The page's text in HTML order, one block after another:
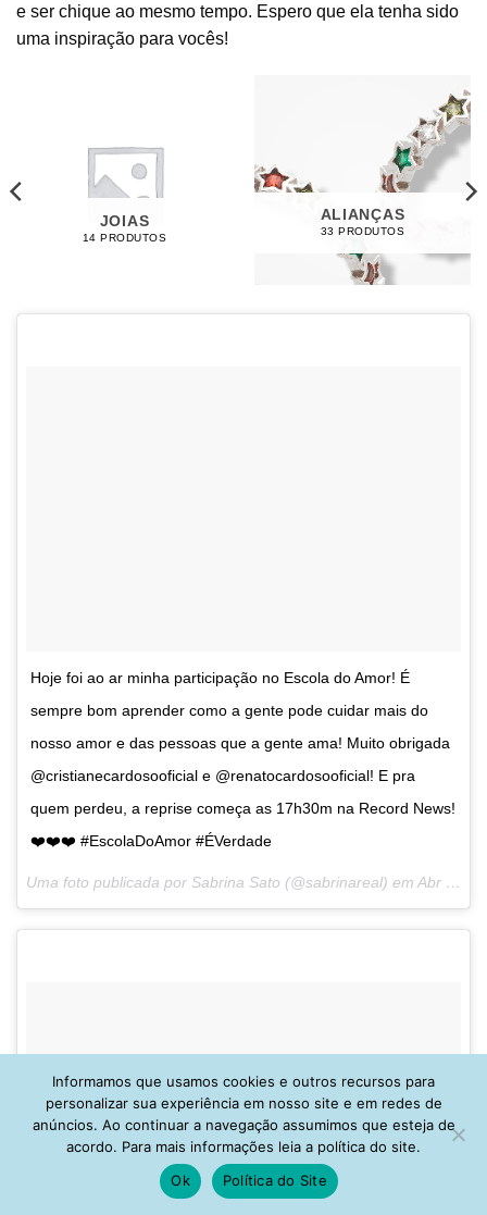
e ser chique ao mesmo tempo. Espero que ela tenha sido
uma inspiração para vocês!
JOIAS
14 PRODUTOS
ALIANÇAS
33 PRODUTOS
Hoje foi ao ar minha participação no Escola do Amor! É
sempre bom aprender como a gente pode cuidar mais do
nosso amor e das pessoas que a gente ama! Muito obrigada
@cristianecardosooficial e @renatocardosooficial! E pra
quem perdeu, a reprise começa as 17h30m na Record News!
❤️❤️❤️ #EscolaDoAmor #ÉVerdade
Uma foto publicada por Sabrina Sato (@sabrinareal) em Abr 30, 2016 às 1:27 PDT
Informamos que usamos cookies e outros recursos para
personalizar sua experiência em nosso site e em redes de
anúncios. Ao continuar a navegação assumimos que esteja de
acordo. Para mais informações leia a política do site.
Ok
Política do Site